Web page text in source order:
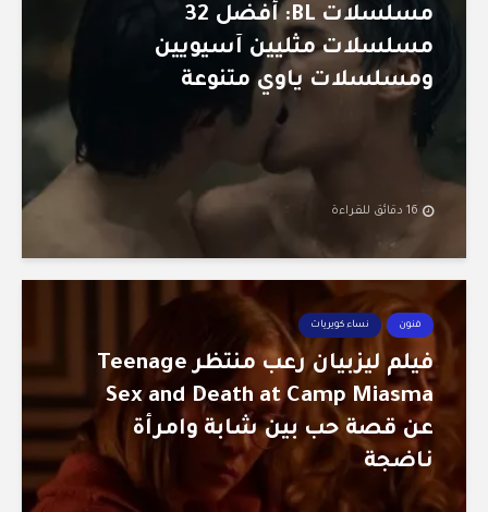
مسلسلات BL: أفضل 32
مسلسلات مثليين آسيويين
ومسلسلات ياوي متنوعة
16 دقائق للقراءة
فنون نساء كويريات
فيلم ليزبيان رعب منتظر Teenage
Sex and Death at Camp Miasma
عن قصة حب بين شابة وامرأة
ناضجة